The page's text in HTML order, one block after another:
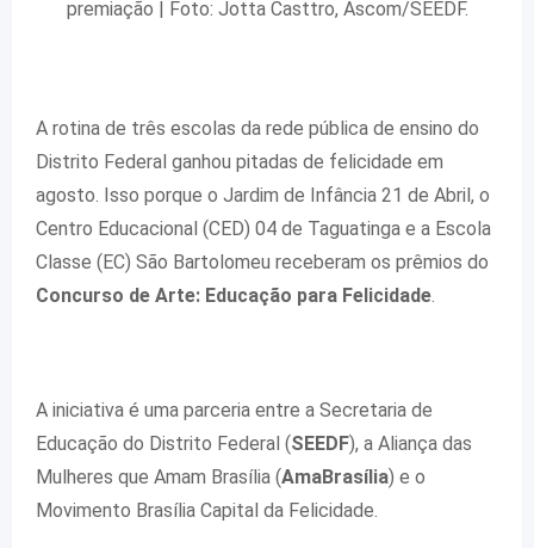
premiação | Foto: Jotta Casttro, Ascom/SEEDF.
A rotina de três escolas da rede pública de ensino do
Distrito Federal ganhou pitadas de felicidade em
agosto. Isso porque o Jardim de Infância 21 de Abril, o
Centro Educacional (CED) 04 de Taguatinga e a Escola
Classe (EC) São Bartolomeu receberam os prêmios do
Concurso de Arte: Educação para Felicidade
A iniciativa é uma parceria entre a Secretaria de
Educação do Distrito Federal (SEEDF), a Aliança das
Mulheres que Amam Brasília (AmaBrasília) e o
Movimento Brasília Capital da Felicidade.